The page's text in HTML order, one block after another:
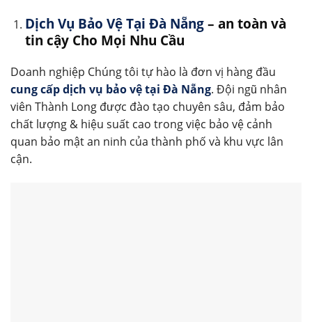
Dịch Vụ Bảo Vệ Tại Đà Nẵng– an toàn và
tin cậy Cho Mọi Nhu Cầu
Doanh nghiệp Chúng tôi tự hào là đơn vị hàng đầu
cung cấp dịch vụ bảo vệ tại Đà Nẵng. Đội ngũ nhân
viên Thành Long được đào tạo chuyên sâu, đảm bảo
chất lượng & hiệu suất cao trong việc bảo vệ cảnh
quan bảo mật an ninh của thành phố và khu vực lân
cận.